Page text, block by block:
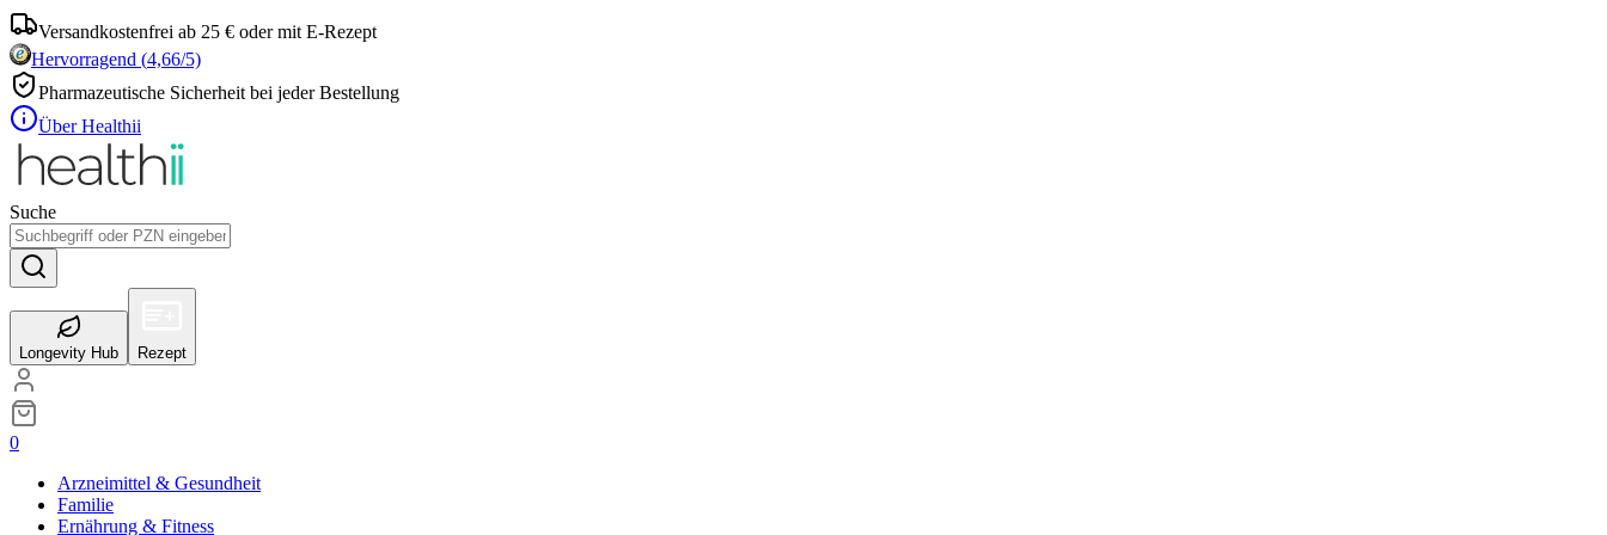
Versandkostenfrei ab 25 € oder mit E-Rezept
Hervorragend (4,66/5)
Pharmazeutische Sicherheit bei jeder Bestellung
Über Healthii
Suche
Longevity Hub Rezept
0
Arzneimittel & Gesundheit
Familie
Ernährung & Fitness